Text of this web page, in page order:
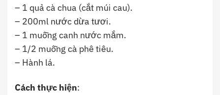
– 1 quả cà chua (cắt múi cau).
– 200ml nước dừa tươi.
– 1 muỗng canh nước mắm.
– 1/2 muỗng cà phê tiêu.
– Hành lá.
Cách thực hiện: